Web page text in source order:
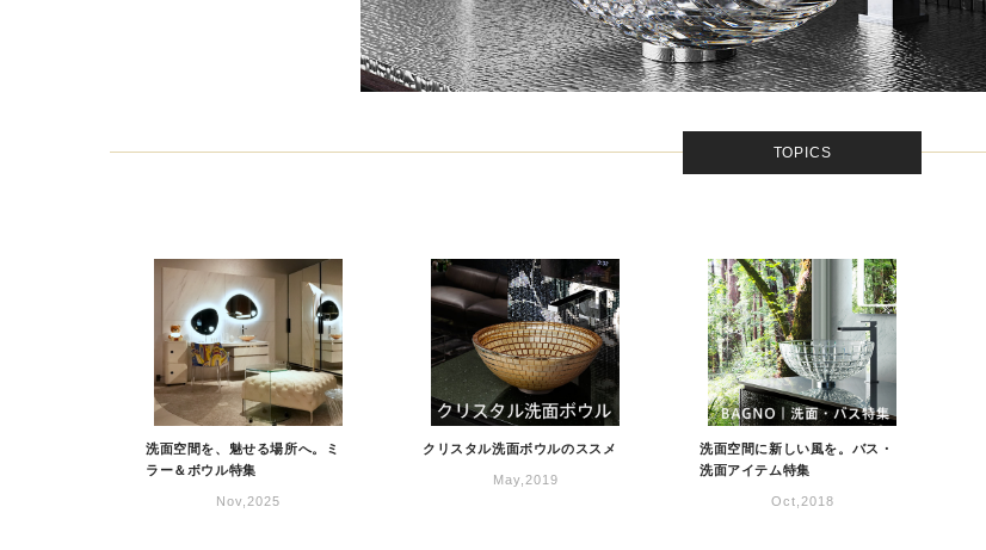
TOPICS
洗面空間を、魅せる場所へ。ミ
ラー＆ボウル特集
Nov,2025
クリスタル洗面ボウルのススメ
May,2019
洗面空間に新しい風を。バス・
洗面アイテム特集
Oct,2018